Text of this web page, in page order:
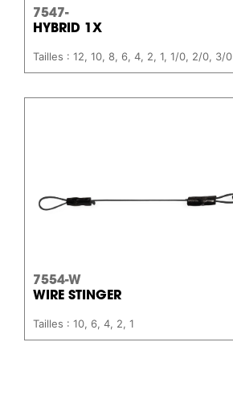
7547-
HYBRID 1X
Tailles : 12, 10, 8, 6, 4, 2, 1, 1/0, 2/0, 3/0
7554-W
WIRE STINGER
Tailles : 10, 6, 4, 2, 1